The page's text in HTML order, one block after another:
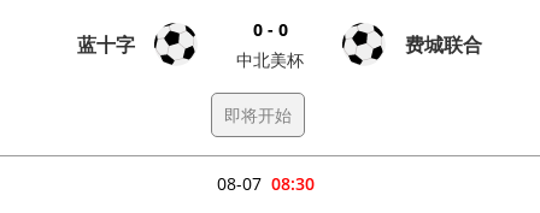
蓝十字
0 - 0
中北美杯
费城联合
即将开始
08:30
08-07